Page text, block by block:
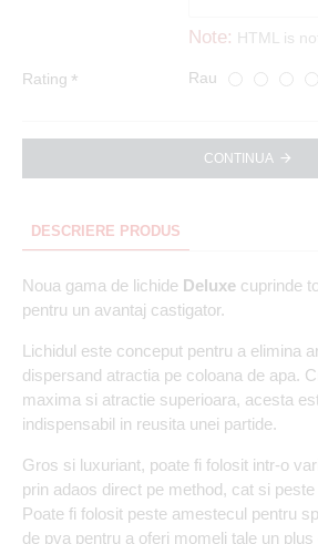
Note: HTML is
Rating Rau
CONTINUA
DESCRIERE PRODUS
Noua gama de lichide Deluxe cuprinde
pentru un avantaj castigator.
Lichidul este conceput pentru a elimina
dispersand atractia pe coloana de apa.
maxima si atractie superioara, acesta
indispensabil in reusita unei partide.
Gros si luxuriant, poate fi folosit intr-o
prin adaos direct pe method, cat si
Poate fi folosit peste amestecul pentru
de pva pentru a oferi momeli tale un